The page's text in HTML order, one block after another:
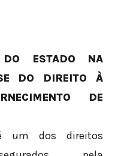
DO ESTADO NA
DO DIREITO À
DE
um dos direitos